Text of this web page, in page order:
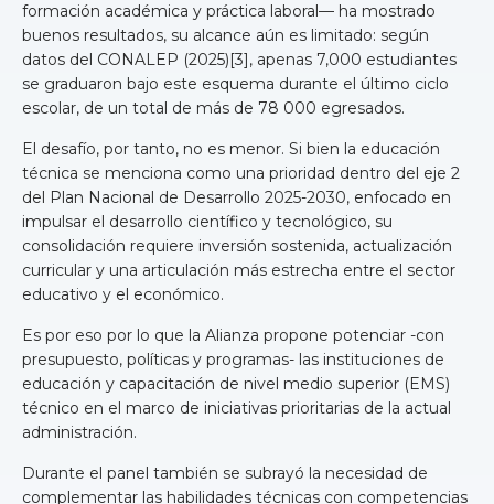
formación académica y práctica laboral— ha mostrado
buenos resultados, su alcance aún es limitado: según
datos del CONALEP (2025)[3], apenas 7,000 estudiantes
se graduaron bajo este esquema durante el último ciclo
escolar, de un total de más de 78 000 egresados.
El desafío, por tanto, no es menor. Si bien la educación
técnica se menciona como una prioridad dentro del eje 2
del Plan Nacional de Desarrollo 2025-2030, enfocado en
impulsar el desarrollo científico y tecnológico, su
consolidación requiere inversión sostenida, actualización
curricular y una articulación más estrecha entre el sector
educativo y el económico.
Es por eso por lo que la Alianza propone potenciar -con
presupuesto, políticas y programas- las instituciones de
educación y capacitación de nivel medio superior (EMS)
técnico en el marco de iniciativas prioritarias de la actual
administración.
Durante el panel también se subrayó la necesidad de
complementar las habilidades técnicas con competencias